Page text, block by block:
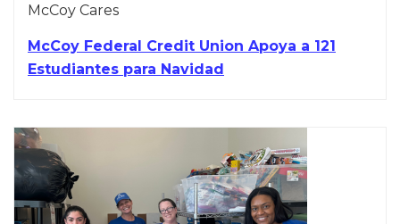
McCoy Cares
McCoy Federal Credit Union Apoya a 121
Estudiantes para Navidad